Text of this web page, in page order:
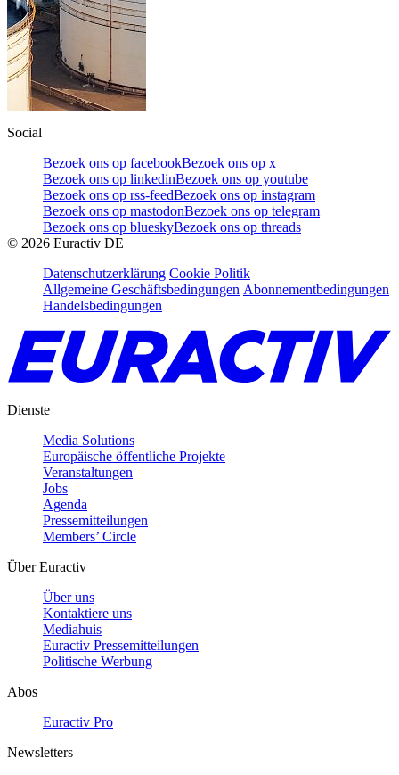
Social
Bezoek ons op facebookBezoek ons op x
Bezoek ons op linkedinBezoek ons op youtube
Bezoek ons op rss-feedBezoek ons op instagram
Bezoek ons op mastodonBezoek ons op telegram
Bezoek ons op blueskyBezoek ons op threads
© 2026 Euractiv DE
Datenschutzerklärung Cookie Politik
Allgemeine Geschäftsbedingungen Abonnementbedingungen
Handelsbedingungen
Dienste
Media Solutions
Europäische öffentliche Projekte
Veranstaltungen
Jobs
Agenda
Pressemitteilungen
Members’ Circle
Über Euractiv
Über uns
Kontaktiere uns
Mediahuis
Euractiv Pressemitteilungen
Politische Werbung
Abos
Euractiv Pro
Newsletters